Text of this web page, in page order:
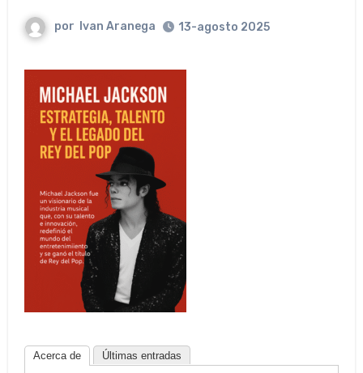
por Ivan Aranega 13-agosto 2025
Acerca de Últimas entradas